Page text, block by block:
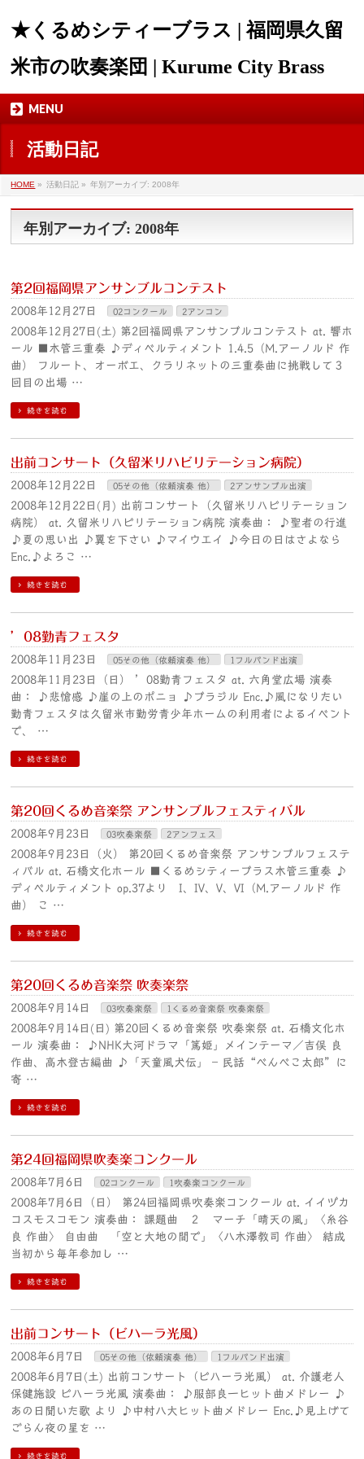
★くるめシティーブラス | 福岡県久留
米市の吹奏楽団 | Kurume City Brass
MENU
活動日記
HOME » 活動日記 » 年別アーカイブ: 2008年
年別アーカイブ: 2008年
第2回福岡県アンサンブルコンテスト
2008年12月27日 02コンクール 2アンコン
2008年12月27日(土) 第2回福岡県アンサンブルコンテスト at. 響ホ
ール ■木管三重奏 ♪ディベルティメント 1.4.5（M.アーノルド 作
曲） フルート、オーボエ、クラリネットの三重奏曲に挑戦して３
回目の出場 …
続きを読む
出前コンサート（久留米リハビリテーション病院）
2008年12月22日 05その他（依頼演奏 他） 2アンサンブル出演
2008年12月22日(月) 出前コンサート（久留米リハビリテーション
病院） at. 久留米リハビリテーション病院 演奏曲： ♪聖者の行進
♪夏の思い出 ♪翼を下さい ♪マイウエイ ♪今日の日はさよなら
Enc.♪よろこ …
続きを読む
’08勤青フェスタ
2008年11月23日 05その他（依頼演奏 他） 1フルバンド出演
2008年11月23日（日） ’08勤青フェスタ at. 六角堂広場 演奏
曲： ♪悲愴感 ♪崖の上のポニョ ♪ブラジル Enc.♪風になりたい
勤青フェスタは久留米市勤労青少年ホームの利用者によるイベント
で、 …
続きを読む
第20回くるめ音楽祭 アンサンブルフェスティバル
2008年9月23日 03吹奏楽祭 2アンフェス
2008年9月23日（火） 第20回くるめ音楽祭 アンサンブルフェステ
ィバル at. 石橋文化ホール ■くるめシティーブラス木管三重奏 ♪
ディベルティメント op.37より I、IV、V、VI（M.アーノルド 作
曲） こ …
続きを読む
第20回くるめ音楽祭 吹奏楽祭
2008年9月14日 03吹奏楽祭 1くるめ音楽祭 吹奏楽祭
2008年9月14日(日) 第20回くるめ音楽祭 吹奏楽祭 at. 石橋文化ホ
ール 演奏曲： ♪NHK大河ドラマ「篤姫」メインテーマ／吉俣 良
作曲、高木登古編曲 ♪「天童風犬伝」 – 民話“べんべこ太郎”に
寄 …
続きを読む
第24回福岡県吹奏楽コンクール
2008年7月6日 02コンクール 1吹奏楽コンクール
2008年7月6日（日） 第24回福岡県吹奏楽コンクール at. イイヅカ
コスモスコモン 演奏曲： 課題曲 ２ マーチ「晴天の風」〈糸谷
良 作曲〉 自由曲 「空と大地の間で」〈八木澤教司 作曲〉 結成
当初から毎年参加し …
続きを読む
出前コンサート（ビハーラ光風）
2008年6月7日 05その他（依頼演奏 他） 1フルバンド出演
2008年6月7日(土) 出前コンサート（ビハーラ光風） at. 介護老人
保健施設 ビハーラ光風 演奏曲： ♪服部良一ヒット曲メドレー ♪
あの日聞いた歌 より ♪中村八大ヒット曲メドレー Enc.♪見上げて
ごらん夜の星を …
続きを読む